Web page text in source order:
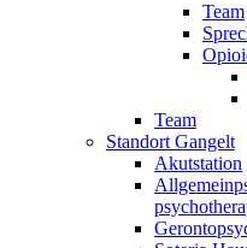
Team
Team
Standort Gangelt
Akutstation